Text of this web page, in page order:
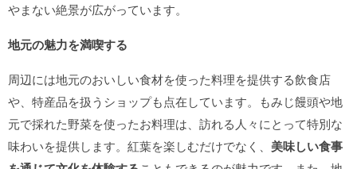
やまない絶景が広がっています。
地元の魅力を満喫する
周辺には地元のおいしい食材を使った料理を提供する飲食店
や、特産品を扱うショップも点在しています。もみじ饅頭や地
元で採れた野菜を使ったお料理は、訪れる人々にとって特別な
味わいを提供します。紅葉を楽しむだけでなく、 美味しい食事